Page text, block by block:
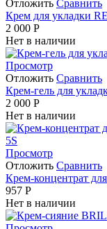
Отложить Сравнить
Крем для укладки
2 000 Р
Нет в наличии
Просмотр
Отложить Сравнить
Крем-гель для
2 000 Р
Нет в наличии
Просмотр
Отложить Сравнить
Крем-концентрат
957 Р
Нет в наличии